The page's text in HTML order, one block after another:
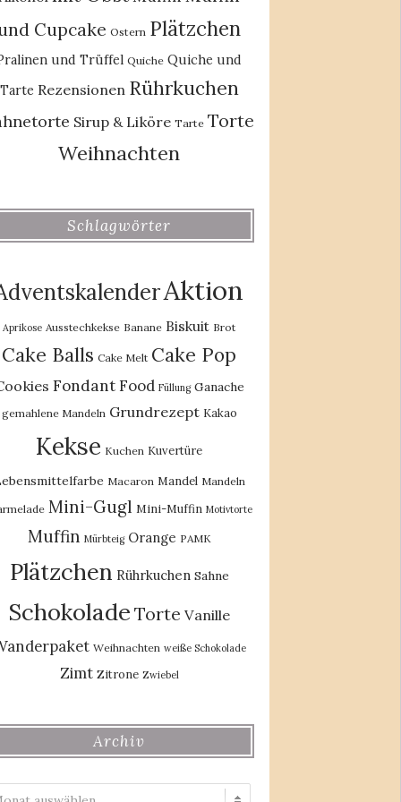
Cupcake Ostern Plätzchen
und Trüffel Quiche Quiche und
Tarte Rezensionen Rührkuchen
Sirup & Liköre Tarte Torte
Weihnachten
Schlagwörter
Aktion
Aprikose Ausstechkekse Banane Biskuit Brot
Cake Balls Cake Melt Cake Pop
Fondant Food Füllung Ganache
gemahlene Mandeln Grundrezept Kakao
Kekse Kuchen Kuvertüre
Macaron Mandel Mandeln
Mini-Gugl Mini-Muffin Motivtorte
Muffin Mürbteig Orange PAMK
Plätzchen Rührkuchen Sahne
Schokolade Torte Vanille
Weihnachten weiße Schokolade
Zimt Zitrone Zwiebel
Archiv